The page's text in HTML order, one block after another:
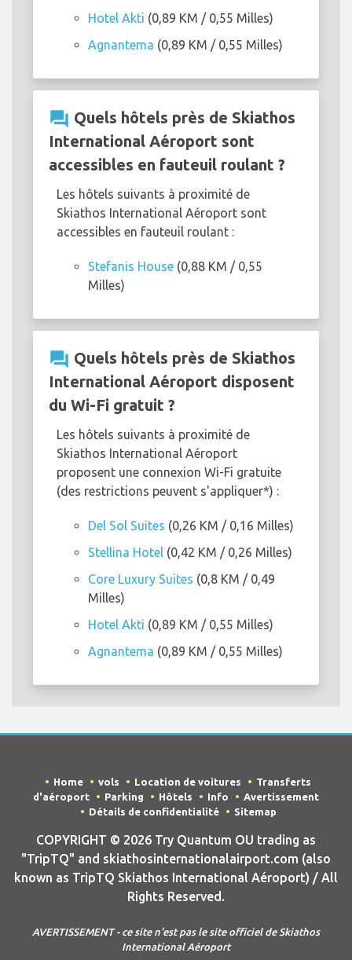
Hotel Akti (0,89 KM / 0,55 Milles)
Agnantema (0,89 KM / 0,55 Milles)
question_answer Quels hôtels près de Skiathos
International Aéroport sont
accessibles en fauteuil roulant ?
Les hôtels suivants à proximité de
Skiathos International Aéroport sont
accessibles en fauteuil roulant :
Stefanis House (0,88 KM / 0,55
Milles)
question_answer Quels hôtels près de Skiathos
International Aéroport disposent
du Wi-Fi gratuit ?
Les hôtels suivants à proximité de
Skiathos International Aéroport
proposent une connexion Wi-Fi gratuite
(des restrictions peuvent s'appliquer*) :
Del Sol Suites (0,26 KM / 0,16 Milles)
Stellina Hotel (0,42 KM / 0,26 Milles)
Core Luxury Suites (0,8 KM / 0,49
Milles)
Hotel Akti (0,89 KM / 0,55 Milles)
Agnantema (0,89 KM / 0,55 Milles)
Home vols Location de voitures
Transferts
d'aéroport
Parking Hôtels Info
Avertissement
Détails de confidentialité
Sitemap
COPYRIGHT © 2026 Try Quantum OU trading as
"TripTQ" and skiathosinternationalairport.com (also
known as TripTQ Skiathos International Aéroport) / All
Rights Reserved.
AVERTISSEMENT - ce site n'est pas le site officiel de Skiathos
International Aéroport